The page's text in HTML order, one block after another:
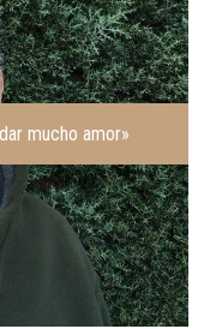
mucho amor»